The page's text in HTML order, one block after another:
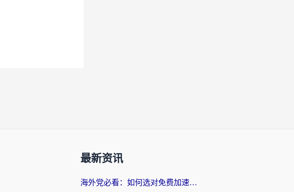
最新资讯
海外党必看：如何选对免费加速器，无缝访问国内资源不踩坑？